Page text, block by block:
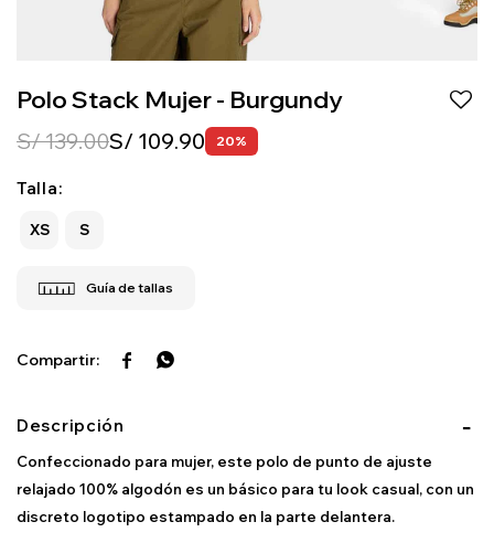
Polo Stack Mujer - Burgundy
S/ 109.90
S/139.00 20
Talla:
XS S
 
Descripción
Confeccionado para mujer, este polo de punto de ajuste
relajado 100% algodón es un básico para tu look casual, con un
discreto logotipo estampado en la parte delantera.